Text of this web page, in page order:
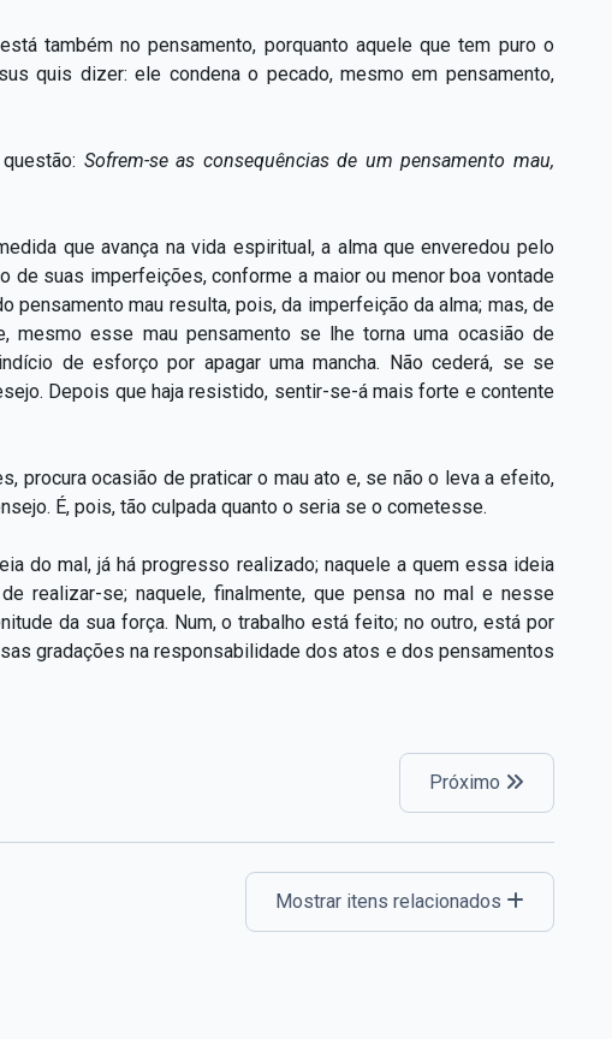
também no pensamento, porquanto aquele que tem puro o
quis dizer: ele condena o pecado, mesmo em pensamento,
Sofrem-se as consequências de um pensamento mau,
que avança na vida espiritual, a alma que enveredou pelo
de suas imperfeições, conforme a maior ou menor boa vontade
pensamento mau resulta, pois, da imperfeição da alma; mas, de
mesmo esse mau pensamento se lhe torna uma ocasião de
de esforço por apagar uma mancha. Não cederá, se se
Depois que haja resistido, sentir-se-á mais forte e contente
procura ocasião de praticar o mau ato e, se não o leva a efeito,
É, pois, tão culpada quanto o seria se o cometesse.
do mal, já há progresso realizado; naquele a quem essa ideia
realizar-se; naquele, finalmente, que pensa no mal e nesse
da sua força. Num, o trabalho está feito; no outro, está por
gradações na responsabilidade dos atos e dos pensamentos
Próximo
Mostrar itens relacionados